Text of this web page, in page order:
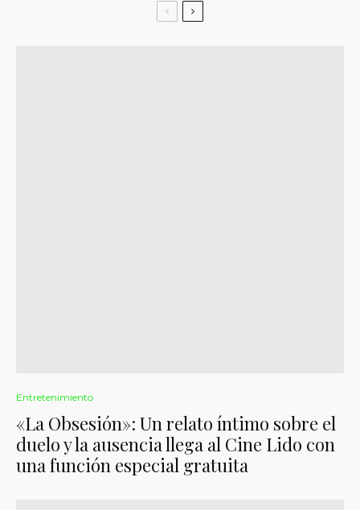
Entretenimiento
«La Obsesión»: Un relato íntimo sobre el
duelo y la ausencia llega al Cine Lido con
una función especial gratuita